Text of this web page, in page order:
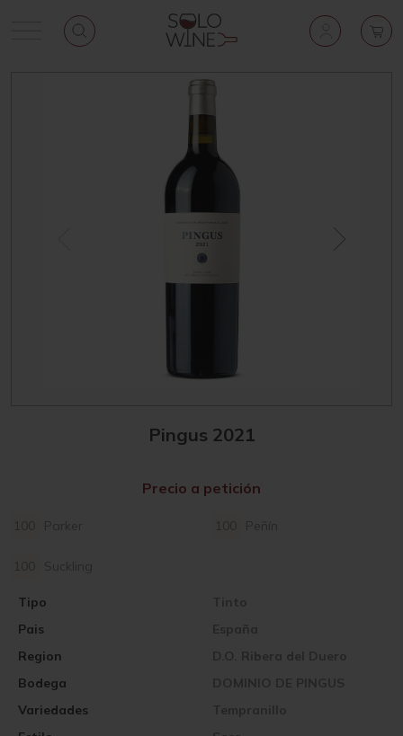
Pingus 2021
Parker Peñín
Suckling
Pais España
Region D.O. Ribera del Duero
Bodega DOMINIO DE PINGUS
Variedades
Tempranillo
Tipo Tinto
Precio a petición